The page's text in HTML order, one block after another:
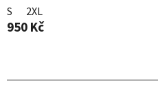
produktu
je
5,0
hvězdiček.
S
2XL
950 Kč